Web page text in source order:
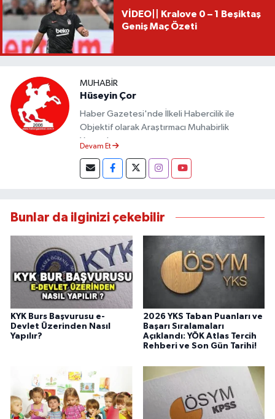
VİDEO|| Kralove 0 – 1 Beşiktaş
Geniş Maç Özeti
MUHABIR
Hüseyin Çor
Haber Gazetesi'nde İlkeli Habercilik ile
Objektif olarak Araştırmacı Muhabirlik
Yapmaktayım.
Devam Et
Bunlar da ilginizi çekebilir
KYK Burs Başvurusu e-
Devlet Üzerinden Nasıl
Yapılır?
2026 YKS Taban Puanları ve
Başarı Sıralamaları
Açıklandı: YÖK Atlas Tercih
Rehberi ve Son Gün Tarihi!